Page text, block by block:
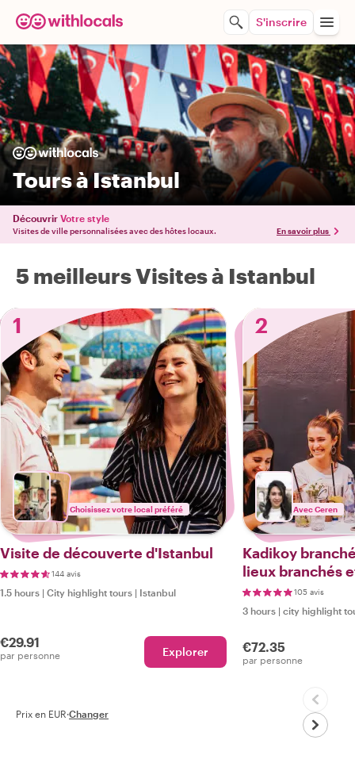
S'inscrire
Tours à Istanbul
Découvrir Votre style
Visites de ville personnalisées avec des hôtes locaux. En savoir plus
5 meilleurs Visites à Istanbul
1
Choisissez votre local préféré
Visite de découverte d'Istanbul
144 avis
1.5 hours | City highlight tours | Istanbul
€29.91
par personne Explorer
2
Avec Ceren
Kadikoy
lieux branchés
105 avis
3 hours | city highlight
€72.35
par personne
Prix en EUR·Changer